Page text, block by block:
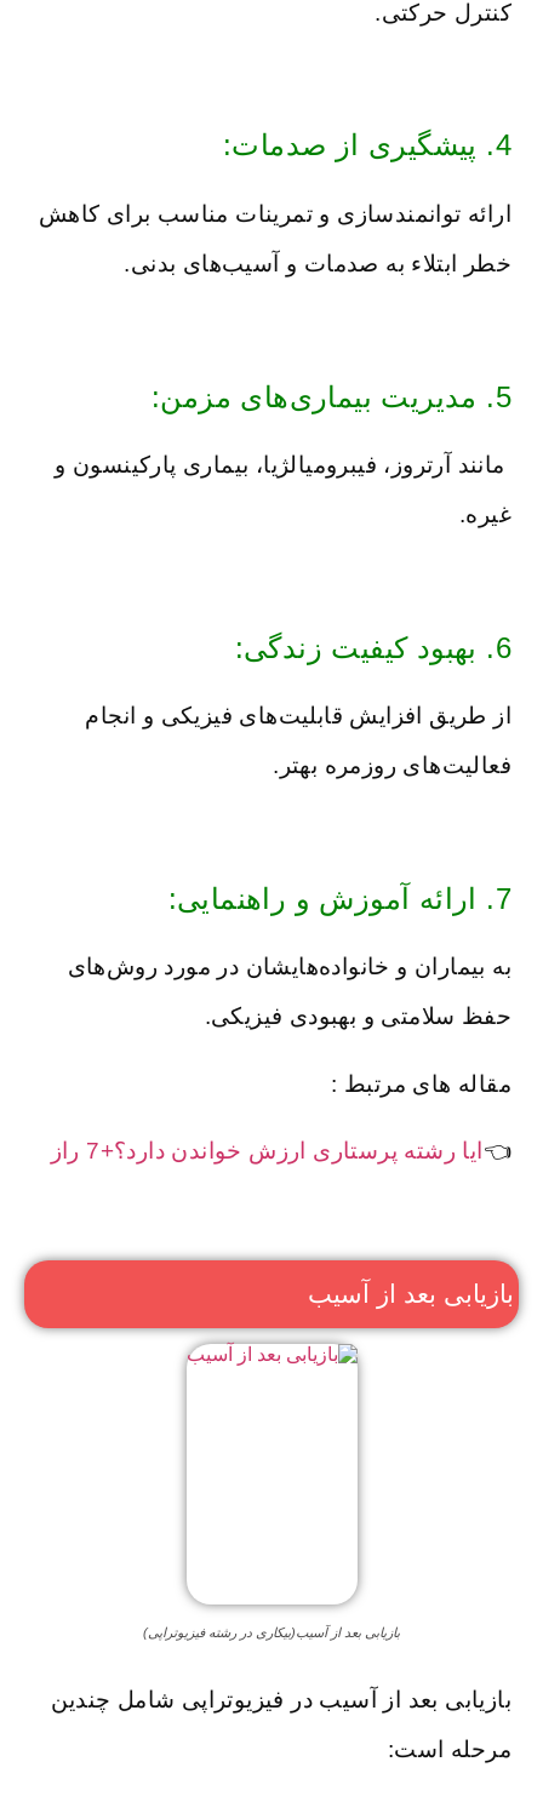
کنترل حرکتی.
4. پیشگیری از صدمات:
ارائه توانمندسازی و تمرینات مناسب برای کاهش
خطر ابتلاء به صدمات و آسیب‌های بدنی.
5. مدیریت بیماری‌های مزمن:
مانند آرتروز، فیبرومیالژیا، بیماری پارکینسون و
غیره.
6. بهبود کیفیت زندگی:
از طریق افزایش قابلیت‌های فیزیکی و انجام
فعالیت‌های روزمره بهتر.
7. ارائه آموزش و راهنمایی:
به بیماران و خانواده‌هایشان در مورد روش‌های
حفظ سلامتی و بهبودی فیزیکی.
مقاله های مرتبط :
👈 ایا رشته پرستاری ارزش خواندن دارد؟+7 راز
بازیابی بعد از آسیب
بازیابی بعد از آسیب(بیکاری در رشته فیزیوتراپی)
بازیابی بعد از آسیب در فیزیوتراپی شامل چندین
مرحله است: